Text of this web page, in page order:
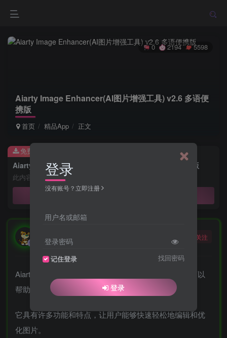
Aiarty Image Enhancer(AI图片增强工具) v2.6 多语便
携版
首页 精品App 正文
0 2194 5598
Aiarty Image Enhancer(AI图片增强工具) v2.6 多语便携版
此内容为免费资源，请登录后查看
免费资源
酒醒只在花前坐，酒醉还来花下眠。
关注
Aiarty Image Enhancer是一款强大的图片增强工具，可以
帮助用户轻松提高照片质量和色彩效果。
它具有许多功能和特点，让用户能够快速轻松地编辑和优
化图片。
登录
没有账号？立即注册
用户名或邮箱
登录密码
记住登录 找回密码
登录